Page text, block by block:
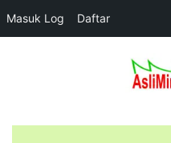
Masuk Log Daftar